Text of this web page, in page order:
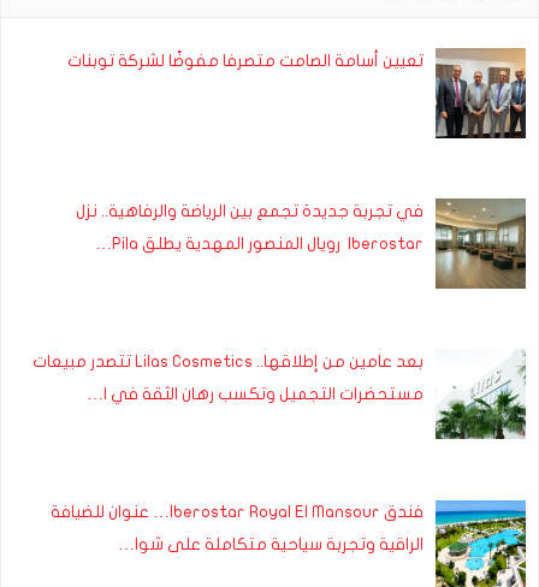
تعيين أسامة الصامت متصرفا مفوضًا لشركة توبنات
في تجربة جديدة تجمع بين الرياضة والرفاهية.. نزل
Iberostar رويال المنصور المهدية يطلق Pila…
بعد عامين من إطلاقها.. Lilas Cosmetics تتصدر مبيعات
مستحضرات التجميل وتكسب رهان الثقة في ا…
فندق Iberostar Royal El Mansour… عنوان للضيافة
الراقية وتجربة سياحية متكاملة على شوا…